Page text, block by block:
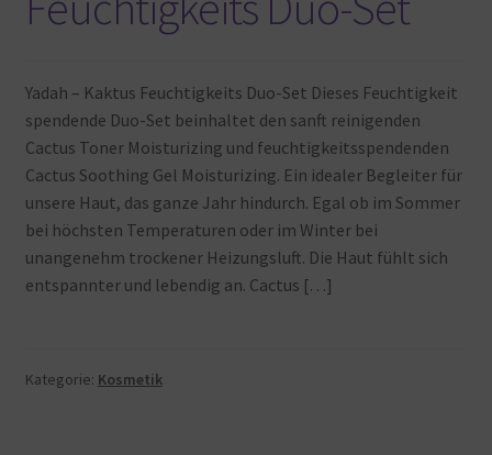
Yadah – Kaktus Feuchtigkeits Duo-Set Dieses Feuchtigkeit
spendende Duo-Set beinhaltet den sanft reinigenden
Cactus Toner Moisturizing und feuchtigkeitsspendenden
Cactus Soothing Gel Moisturizing. Ein idealer Begleiter für
unsere Haut, das ganze Jahr hindurch. Egal ob im Sommer
bei höchsten Temperaturen oder im Winter bei
unangenehm trockener Heizungsluft. Die Haut fühlt sich
entspannter und lebendig an. Cactus […]
Kategorie: Kosmetik